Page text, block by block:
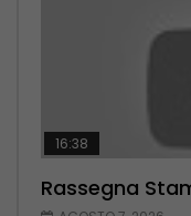
16:38
Rassegna
17:38
Rassegna